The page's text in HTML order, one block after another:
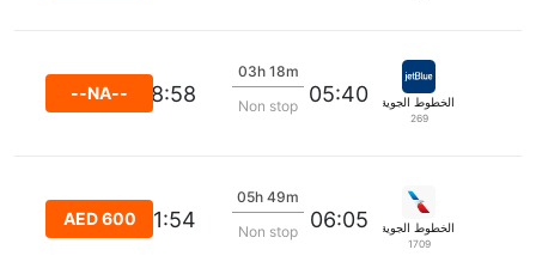
الخطوط الجوية جيت بلو
269
05:40
03h 18m
Non stop
08:58
--NA--
الخطوط الجوية الأمريكية
1709
06:05
05h 49m
Non stop
11:54
AED 600